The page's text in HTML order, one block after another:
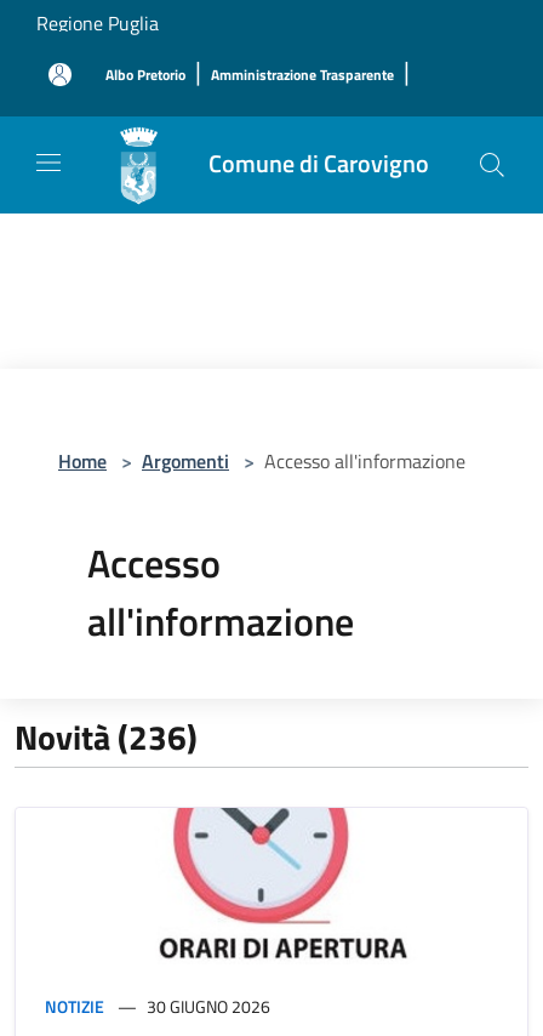
Salta al contenuto principale
Regione Puglia
Albo Pretorio | Amministrazione Trasparente |
Comune di Carovigno
Home > Argomenti > Accesso all'informazione
Accesso
all'informazione
Novità (236)
NOTIZIE 30 GIUGNO 2026